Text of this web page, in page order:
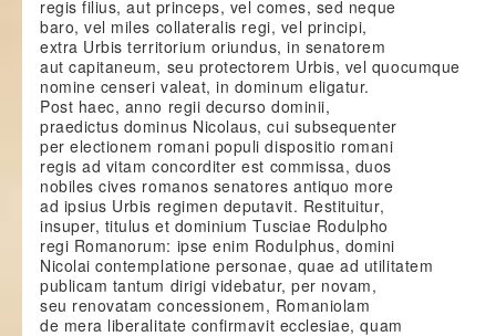
regis filius, aut princeps, vel comes, sed neque
baro, vel miles collateralis regi, vel principi,
extra Urbis territorium oriundus, in senatorem
aut capitaneum, seu protectorem Urbis, vel quocumque
nomine censeri valeat, in dominum eligatur.
Post haec, anno regii decurso dominii,
praedictus dominus Nicolaus, cui subsequenter
per electionem romani populi dispositio romani
regis ad vitam concorditer est commissa, duos
nobiles cives romanos senatores antiquo more
ad ipsius Urbis regimen deputavit. Restituitur,
insuper, titulus et dominium Tusciae Rodulpho
regi Romanorum: ipse enim Rodulphus, domini
Nicolai contemplatione personae, quae ad utilitatem
publicam tantum dirigi videbatur, per novam,
seu renovatam concessionem, Romaniolam
de mera liberalitate confirmavit ecclesiae, quam